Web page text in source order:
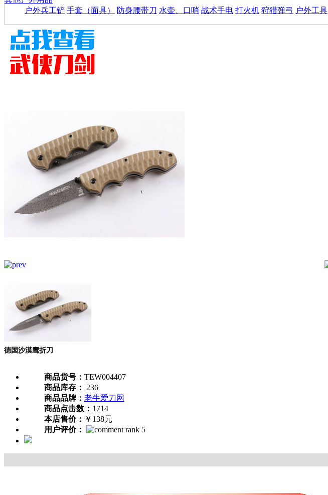
户外兵工铲 手套（面具） 防身腰带刀 水壶、口哨 战术手电 打火机 狩猎弹弓 户外工具
德国沙漠鹰折刀
商品货号： TEW004407
商品库存：
236
商品品牌： 老牛爱刀网
商品点击数： 1714
本店售价： ￥138元
用户评价：